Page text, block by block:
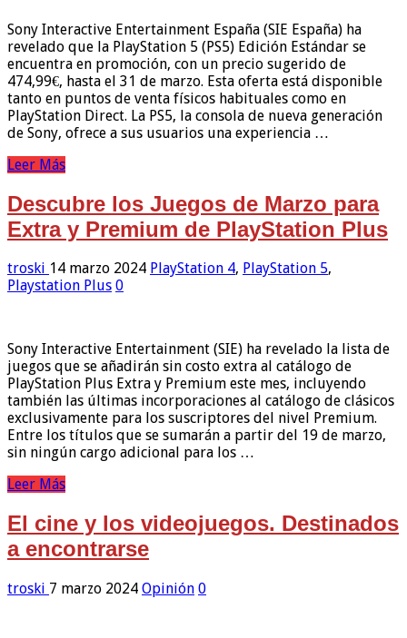
Sony Interactive Entertainment España (SIE España) ha
revelado que la PlayStation 5 (PS5) Edición Estándar se
encuentra en promoción, con un precio sugerido de
474,99€, hasta el 31 de marzo. Esta oferta está disponible
tanto en puntos de venta físicos habituales como en
PlayStation Direct. La PS5, la consola de nueva generación
de Sony, ofrece a sus usuarios una experiencia …
Leer Más
Descubre los Juegos de Marzo para
Extra y Premium de PlayStation Plus
troski 14 marzo 2024 PlayStation 4, PlayStation 5,
Playstation Plus 0
Sony Interactive Entertainment (SIE) ha revelado la lista de
juegos que se añadirán sin costo extra al catálogo de
PlayStation Plus Extra y Premium este mes, incluyendo
también las últimas incorporaciones al catálogo de clásicos
exclusivamente para los suscriptores del nivel Premium.
Entre los títulos que se sumarán a partir del 19 de marzo,
sin ningún cargo adicional para los …
Leer Más
El cine y los videojuegos. Destinados
a encontrarse
troski 7 marzo 2024 Opinión 0